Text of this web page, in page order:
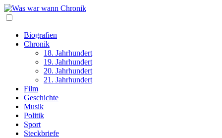
Biografien
Chronik
18. Jahrhundert
19. Jahrhundert
20. Jahrhundert
21. Jahrhundert
Film
Geschichte
Musik
Politik
Sport
Steckbriefe